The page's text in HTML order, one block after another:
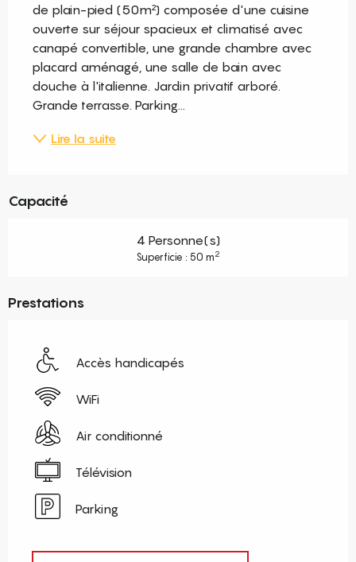
de plain-pied (50m²) composée d'une cuisine
ouverte sur séjour spacieux et climatisé avec
canapé convertible, une grande chambre avec
placard aménagé, une salle de bain avec
douche à l'italienne. Jardin privatif arboré.
Grande terrasse. Parking...
Lire la suite
Capacité
4 Personne(s)
Superficie : 50 m2
Prestations
Accès handicapés
WiFi
Air conditionné
Télévision
Parking